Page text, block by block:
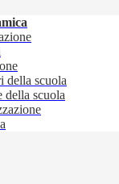
della scuola
della scuola